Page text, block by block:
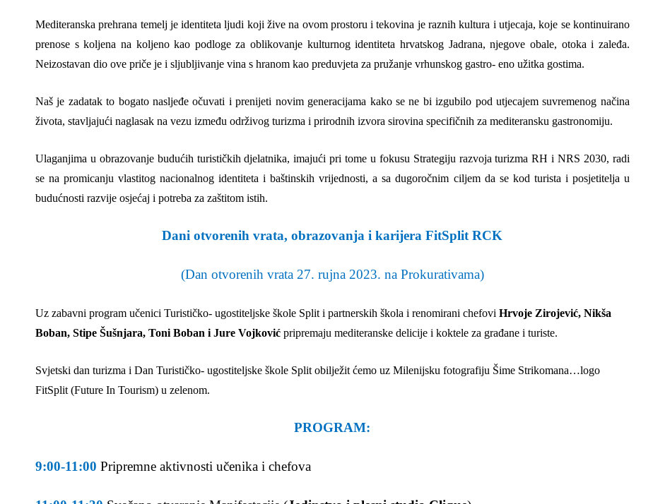
Mediteranska prehrana temelj je identiteta ljudi koji žive na ovom prostoru i tekovina je raznih kultura i utjecaja, koje se kontinuirano
prenose s koljena na koljeno kao podloge za oblikovanje kulturnog identiteta hrvatskog Jadrana, njegove obale, otoka i zaleđa.
Neizostavan dio ove priče je i sljubljivanje vina s hranom kao preduvjeta za pružanje vrhunskog gastro- eno užitka gostima.
Naš je zadatak to bogato nasljeđe očuvati i prenijeti novim generacijama kako se ne bi izgubilo pod utjecajem suvremenog načina
života, stavljajući naglasak na vezu između održivog turizma i prirodnih izvora sirovina specifičnih za mediteransku gastronomiju.
Ulaganjima u obrazovanje budućih turističkih djelatnika, imajući pri tome u fokusu Strategiju razvoja turizma RH i NRS 2030, radi
se na promicanju vlastitog nacionalnog identiteta i baštinskih vrijednosti, a sa dugoročnim ciljem da se kod turista i posjetitelja u
budućnosti razvije osjećaj i potreba za zaštitom istih.
Dani otvorenih vrata, obrazovanja i karijera FitSplit RCK
(Dan otvorenih vrata 27. rujna 2023. na Prokurativama)
Uz zabavni program učenici Turističko- ugostiteljske škole Split i partnerskih škola i renomirani chefovi Hrvoje Zirojević, Nikša
Boban, Stipe Šušnjara, Toni Boban i Jure Vojković pripremaju mediteranske delicije i koktele za građane i turiste.
Svjetski dan turizma i Dan Turističko- ugostiteljske škole Split obilježit ćemo uz Milenijsku fotografiju Šime Strikomana…logo
FitSplit (Future In Tourism) u zelenom.
PROGRAM:
9:00-11:00 Pripremne aktivnosti učenika i chefova